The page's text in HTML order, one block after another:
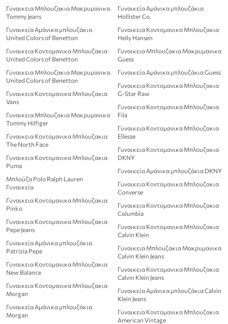
Γυναικεια Μπλουζακια Μακρυμανικα
Tommy Jeans
Γυναικεία Αμάνικα μπλουζάκια
United Colors of Benetton
Γυναικεια Κοντομανικα Μπλουζακια
United Colors of Benetton
Γυναικεια Μπλουζακια Μακρυμανικα
United Colors of Benetton
Γυναικεια Κοντομανικα Μπλουζακια
Vans
Γυναικεια Μπλουζακια Μακρυμανικα
Tommy Hilfiger
Γυναικεια Κοντομανικα Μπλουζακια
The North Face
Γυναικεια Κοντομανικα Μπλουζακια
Puma
Μπλούζα Polo Ralph Lauren
Γυναικεία
Γυναικεια Κοντομανικα Μπλουζακια
Pinko
Γυναικεια Κοντομανικα Μπλουζακια
Pepe Jeans
Γυναικεία Αμάνικα μπλουζάκια
Patrizia Pepe
Γυναικεια Κοντομανικα Μπλουζακια
New Balance
Γυναικεια Κοντομανικα Μπλουζακια
Morgan
Γυναικεία Αμάνικα μπλουζάκια
Morgan
Γυναικεία Αμάνικα μπλουζάκια
Hollister Co.
Γυναικεια Κοντομανικα Μπλουζακια
Helly Hansen
Γυναικεια Μπλουζακια Μακρυμανικα
Guess
Γυναικεία Αμάνικα μπλουζάκια Guess
Γυναικεια Κοντομανικα Μπλουζακια
G-Star Raw
Γυναικεια Κοντομανικα Μπλουζακια
Fila
Γυναικεια Κοντομανικα Μπλουζακια
Ellesse
Γυναικεια Κοντομανικα Μπλουζακια
DKNY
Γυναικεία Αμάνικα μπλουζάκια DKNY
Γυναικεια Κοντομανικα Μπλουζακια
Converse
Γυναικεια Κοντομανικα Μπλουζακια
Columbia
Γυναικεια Κοντομανικα Μπλουζακια
Calvin Klein
Γυναικεια Μπλουζακια Μακρυμανικα
Calvin Klein Jeans
Γυναικεια Κοντομανικα Μπλουζακια
Calvin Klein Jeans
Γυναικεία Αμάνικα μπλουζάκια Calvin
Klein Jeans
Γυναικεια Κοντομανικα Μπλουζακια
American Vintage